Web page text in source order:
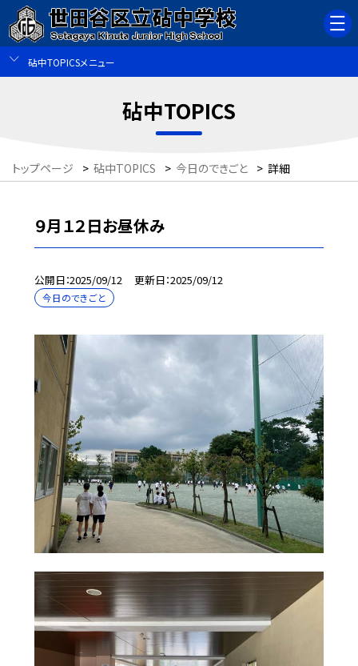
砧中TOPICSメニュー
砧中TOPICS
トップページ > 砧中TOPICS > 今日のできごと > 詳細
９月１２日お昼休み
公開日 2025/09/12 更新日 2025/09/12
今日のできごと